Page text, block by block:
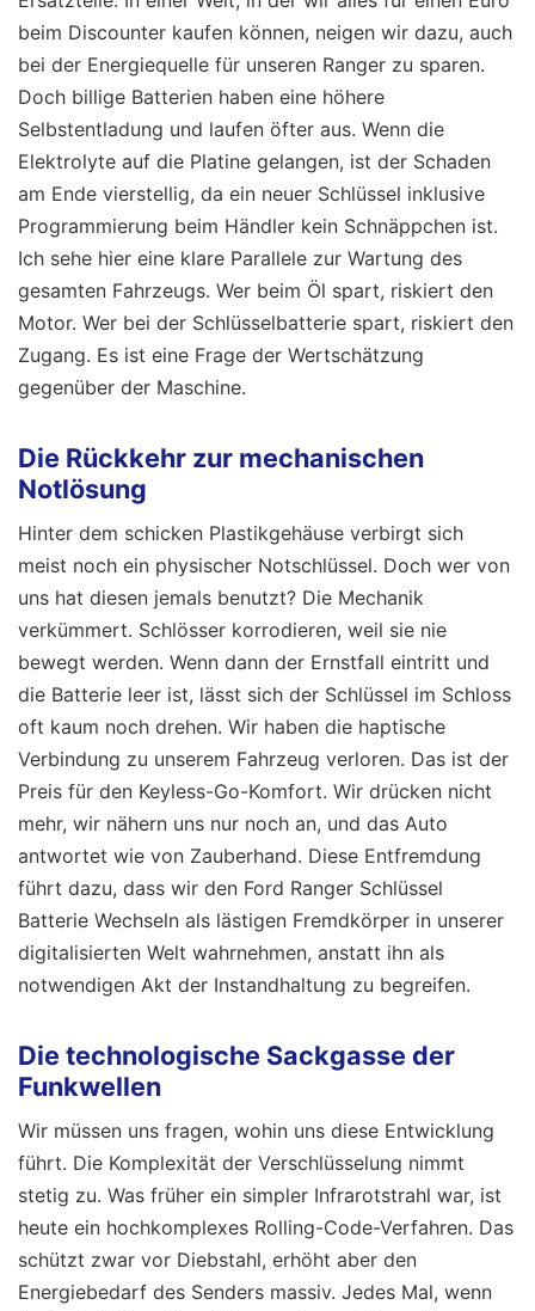
beim Discounter kaufen können, neigen wir dazu, auch
bei der Energiequelle für unseren Ranger zu sparen.
Doch billige Batterien haben eine höhere
Selbstentladung und laufen öfter aus. Wenn die
Elektrolyte auf die Platine gelangen, ist der Schaden
am Ende vierstellig, da ein neuer Schlüssel inklusive
Programmierung beim Händler kein Schnäppchen ist.
Ich sehe hier eine klare Parallele zur Wartung des
gesamten Fahrzeugs. Wer beim Öl spart, riskiert den
Motor. Wer bei der Schlüsselbatterie spart, riskiert den
Zugang. Es ist eine Frage der Wertschätzung
gegenüber der Maschine.
Die Rückkehr zur mechanischen
Notlösung
Hinter dem schicken Plastikgehäuse verbirgt sich
meist noch ein physischer Notschlüssel. Doch wer von
uns hat diesen jemals benutzt? Die Mechanik
verkümmert. Schlösser korrodieren, weil sie nie
bewegt werden. Wenn dann der Ernstfall eintritt und
die Batterie leer ist, lässt sich der Schlüssel im Schloss
oft kaum noch drehen. Wir haben die haptische
Verbindung zu unserem Fahrzeug verloren. Das ist der
Preis für den Keyless-Go-Komfort. Wir drücken nicht
mehr, wir nähern uns nur noch an, und das Auto
antwortet wie von Zauberhand. Diese Entfremdung
führt dazu, dass wir den Ford Ranger Schlüssel
Batterie Wechseln als lästigen Fremdkörper in unserer
digitalisierten Welt wahrnehmen, anstatt ihn als
notwendigen Akt der Instandhaltung zu begreifen.
Die technologische Sackgasse der
Funkwellen
Wir müssen uns fragen, wohin uns diese Entwicklung
führt. Die Komplexität der Verschlüsselung nimmt
stetig zu. Was früher ein simpler Infrarotstrahl war, ist
heute ein hochkomplexes Rolling-Code-Verfahren. Das
schützt zwar vor Diebstahl, erhöht aber den
Energiebedarf des Senders massiv. Jedes Mal, wenn